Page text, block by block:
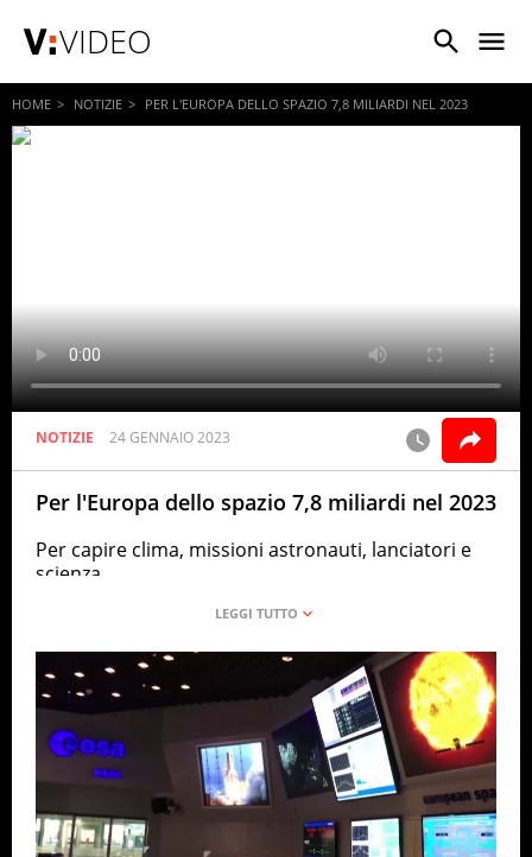
VIDEO
HOME NOTIZIE PER L'EUROPA DELLO SPAZIO 7,8 MILIARDI NEL 2023
NOTIZIE 24 GENNAIO 2023
Per l'Europa dello spazio 7,8 miliardi nel 2023
Per capire clima, missioni astronauti, lanciatori e
scienza